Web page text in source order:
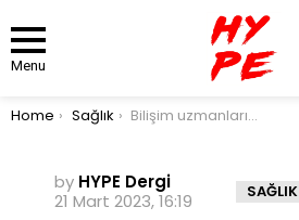
Menu
You are here:
Home Sağlık Bilişim uzmanlarının büyüyen sorunu tükenmişlik sendromu
by HYPE Dergi
21 Mart 2023, 16:19
SAĞLIK